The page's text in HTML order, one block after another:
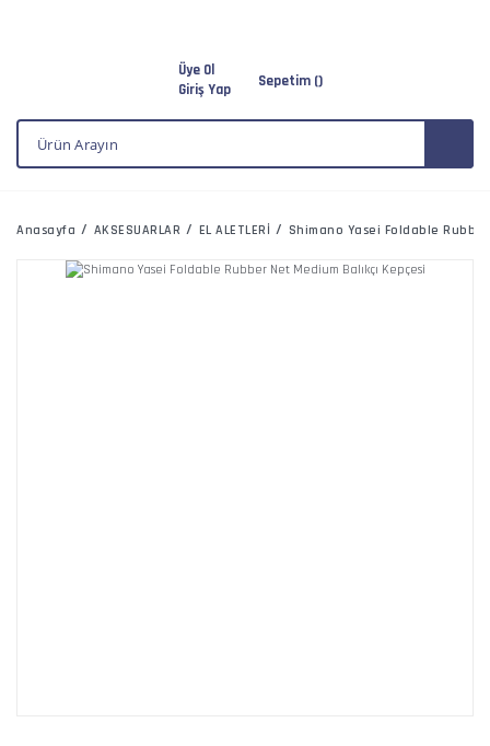
Üye Ol
Giriş Yap
Sepetim ()
Anasayfa AKSESUARLAR EL ALETLERİ Shimano Yasei Foldable